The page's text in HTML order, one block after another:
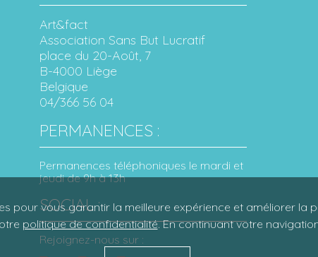
Art&fact
Association Sans But Lucratif
place du 20-Août, 7
B-4000 Liège
Belgique
04/366 56 04
PERMANENCES :
Permanences téléphoniques le mardi et
jeudi de 9h à 13h
SOCIAL :
Rejoignez-nous sur :
pour vous garantir la meilleure expérience et améliorer la
politique de confidentialité. En continuant votre